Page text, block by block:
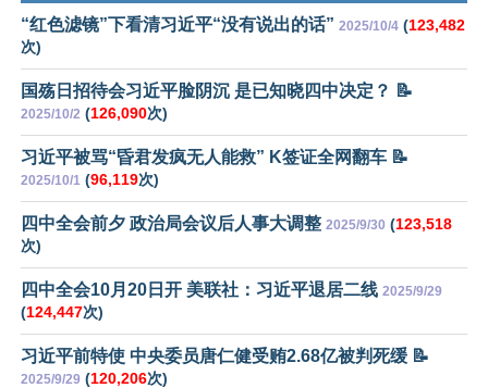
“红色滤镜”下看清习近平“没有说出的话” 2025/10/4 (123,482
次)
国殇日招待会习近平脸阴沉 是已知晓四中决定？ 📝
2025/10/2 (126,090次)
习近平被骂“昏君发疯无人能救” K签证全网翻车 📝
2025/10/1 (96,119次)
四中全会前夕 政治局会议后人事大调整 2025/9/30 (123,518
次)
四中全会10月20日开 美联社：习近平退居二线 2025/9/29
(124,447次)
习近平前特使 中央委员唐仁健受贿2.68亿被判死缓 📝
2025/9/29 (120,206次)